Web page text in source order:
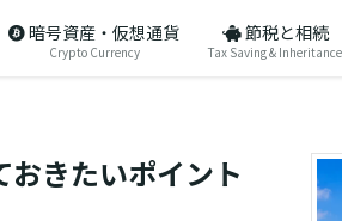
暗号資産・仮想通貨
Crypto Currency
節税と相続
Tax Saving & Inheritance
きたいポイント